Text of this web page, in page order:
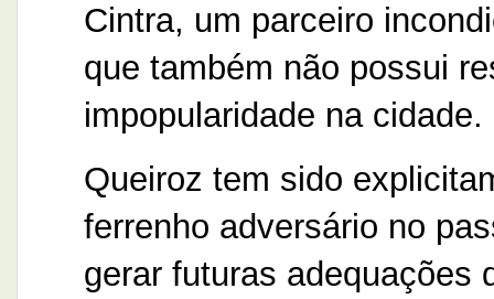
Cintra, um parceiro
que também não possui
impopularidade na cidade.
Queiroz tem sido
ferrenho adversário no
gerar futuras adequações